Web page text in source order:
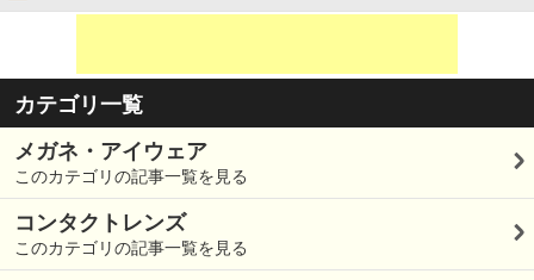
カテゴリ一覧
メガネ・アイウェア
このカテゴリの記事一覧を見る
コンタクトレンズ
このカテゴリの記事一覧を見る